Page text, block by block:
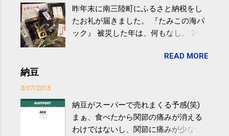
けると改善する、との結果を筑波大の
研究チームが発表した。改善が期待で
きるのは、過度の飲酒が原因ではない
減らなくても効果があるという。 正田
波大「減量しなくても効果」 - ニュー
ス - アピタル（医療・健康）
昨年末に南三陸町にふるさと納税をし
たお礼が届きました。 『たみこの海パ
ック』 被災した年は、何もなし。 2年
が『たみこの海パック』。 ボランティ
全く考えていなかったので、貰えると
少しづつ復興してる感が伝わってきて
嬉しいです。 あと、ふるさと納税が節
READ MORE
納豆
3/07/2015
納豆がスーパーで売れまくる予感(笑)
まぁ、食べたから関節の痛みが消える
わけではないし、関節に痛みが少ない